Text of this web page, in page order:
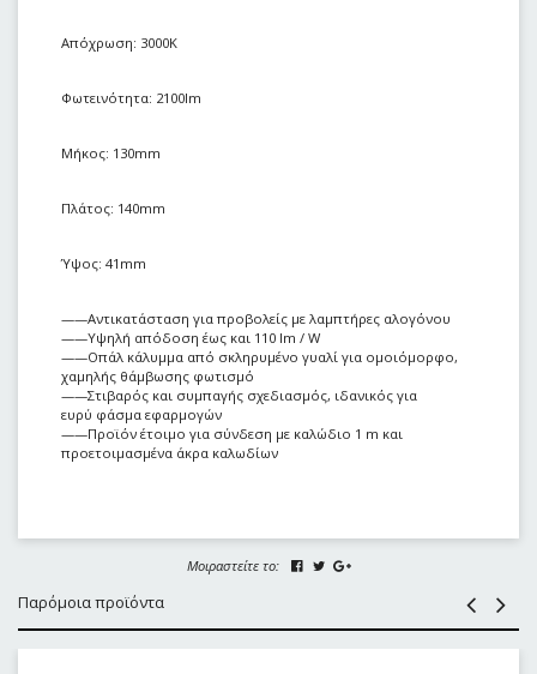
Απόχρωση: 3000Κ
Φωτεινότητα: 2100lm
Μήκος: 130mm
Πλάτος: 140mm
Ύψος: 41mm
——Αντικατάσταση για προβολείς με λαμπτήρες αλογόνου
——Υψηλή απόδοση έως και 110 lm / W
——Οπάλ κάλυμμα από σκληρυμένο γυαλί για ομοιόμορφο,
χαμηλής θάμβωσης φωτισμό
——Στιβαρός και συμπαγής σχεδιασμός, ιδανικός για
ευρύ φάσμα εφαρμογών
——Προϊόν έτοιμο για σύνδεση με καλώδιο 1 m και
προετοιμασμένα άκρα καλωδίων
Μοιραστείτε το:
Παρόμοια προϊόντα